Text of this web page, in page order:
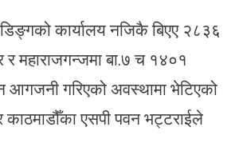
कार्यालय नजिकै बिएए २८३६
र महाराजगन्जमा बा.७ च १४०१
आगजनी गरिएको अवस्थामा भेटिएको
काठमाडौँका एसपी पवन भट्टराईले